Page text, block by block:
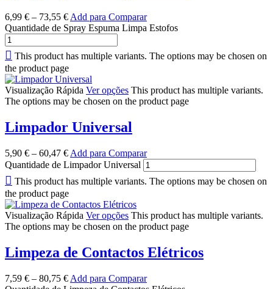
6,99 € – 73,55 € Add para Comparar
Quantidade de Spray Espuma Limpa Estofos
This product has multiple variants. The options may be chosen on
the product page
Visualização Rápida Ver opções This product has multiple variants.
The options may be chosen on the product page
Limpador Universal
5,90 € – 60,47 € Add para Comparar
Quantidade de Limpador Universal
This product has multiple variants. The options may be chosen on
the product page
Visualização Rápida Ver opções This product has multiple variants.
The options may be chosen on the product page
Limpeza de Contactos Elétricos
7,59 € – 80,75 € Add para Comparar